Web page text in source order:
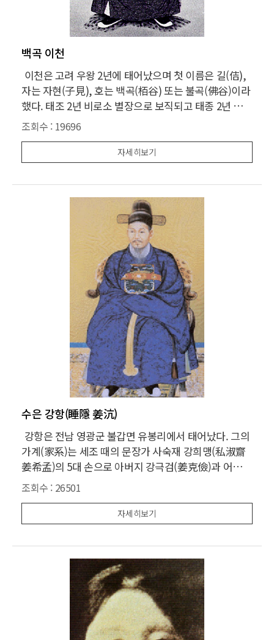
백곡 이천
이천은 고려 우왕 2년에 태어났으며 첫 이름은 길(佶),
자는 자현(子見), 호는 백곡(栢谷) 또는 불곡(佛谷)이라
했다. 태조 2년 비로소 별장으로 보직되고 태종 2년 무과
에 급제하였으며, 태종 10년에 무과중시에 급제하였다.
세종 14년부터 18년 사이 호조판서이던 안순과 더불어
간의대를 건설하는 일에 책임을 맡았고 또한 여기에 설
치한 주요
조회수 : 19696
자세히보기
수은 강항(睡隱 姜沆)
강항은 전남 영광군 불갑면 유봉리에서 태어났다. 그의
가계(家系)는 세조 때의 문장가 사숙재 강희맹(私淑齋
姜希孟)의 5대 손으로 아버지 강극검(姜克儉)과 어머니
김 씨의 다섯 아들 중에 넷째로 태어났다. 어려서는 율곡
이이(栗谷 李珥), 우계 성흔의 문하에서 글을 배웠던 형
준(齟齬堂; 濬)에게서 배웠다. 다섯 살 때 글을 짓고 일
곱 살 때 맹
조회수 : 26501
자세히보기